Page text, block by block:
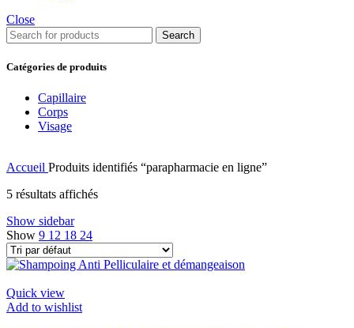
Close
Search
Catégories de produits
Capillaire
Corps
Visage
Accueil Produits identifiés “parapharmacie en ligne”
5 résultats affichés
Show sidebar
Show 9 12 18 24
Quick view
Add to wishlist